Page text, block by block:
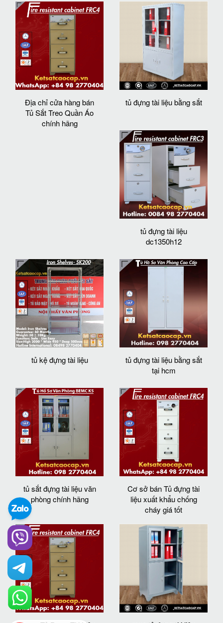
Địa chỉ cửa hàng bán
Tủ Sắt Treo Quần Áo
chính hãng
tủ đựng tài liệu bằng sắt
tủ đựng tài liệu
dc1350h12
tủ kệ đựng tài liệu
tủ đựng tài liệu bằng sắt
tại hcm
tủ sắt đựng tài liệu văn
phòng chính hãng
Cơ sở bán Tủ đựng tài
liệu xuất khẩu chống
cháy giá tốt